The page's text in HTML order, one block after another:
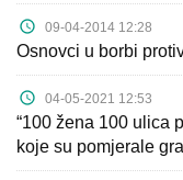
09-04-2014 12:28
Osnovci u borbi
04-05-2021 12:53
“100 žena 100 ulica
koje su pomjerale